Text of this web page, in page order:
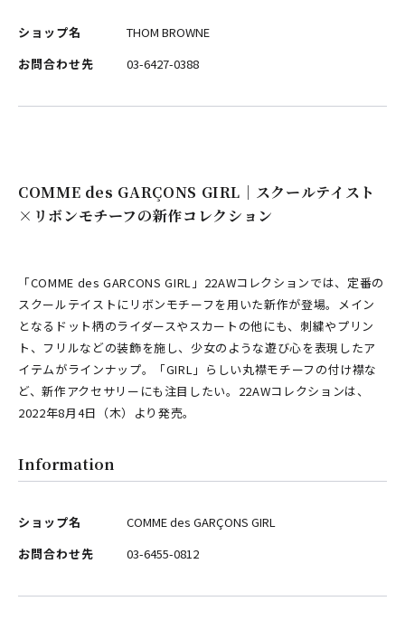
ショップ名
THOM BROWNE
お問合わせ先
03-6427-0388
COMME des GARÇONS GIRL｜スクールテイスト
×リボンモチーフの新作コレクション
「COMME des GARCONS GIRL」22AWコレクションでは、定番の
スクールテイストにリボンモチーフを用いた新作が登場。メイン
となるドット柄のライダースやスカートの他にも、刺繍やプリン
ト、フリルなどの装飾を施し、少女のような遊び心を表現したア
イテムがラインナップ。「GIRL」らしい丸襟モチーフの付け襟な
ど、新作アクセサリーにも注目したい。22AWコレクションは、
2022年8月4日（木）より発売。
Information
ショップ名
COMME des GARÇONS GIRL
お問合わせ先
03-6455-0812